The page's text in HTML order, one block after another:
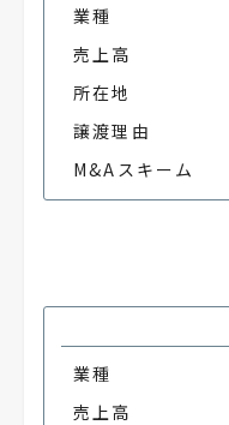
業種
売上高
所在地
譲渡理由
M&Aスキーム
業種
売上高